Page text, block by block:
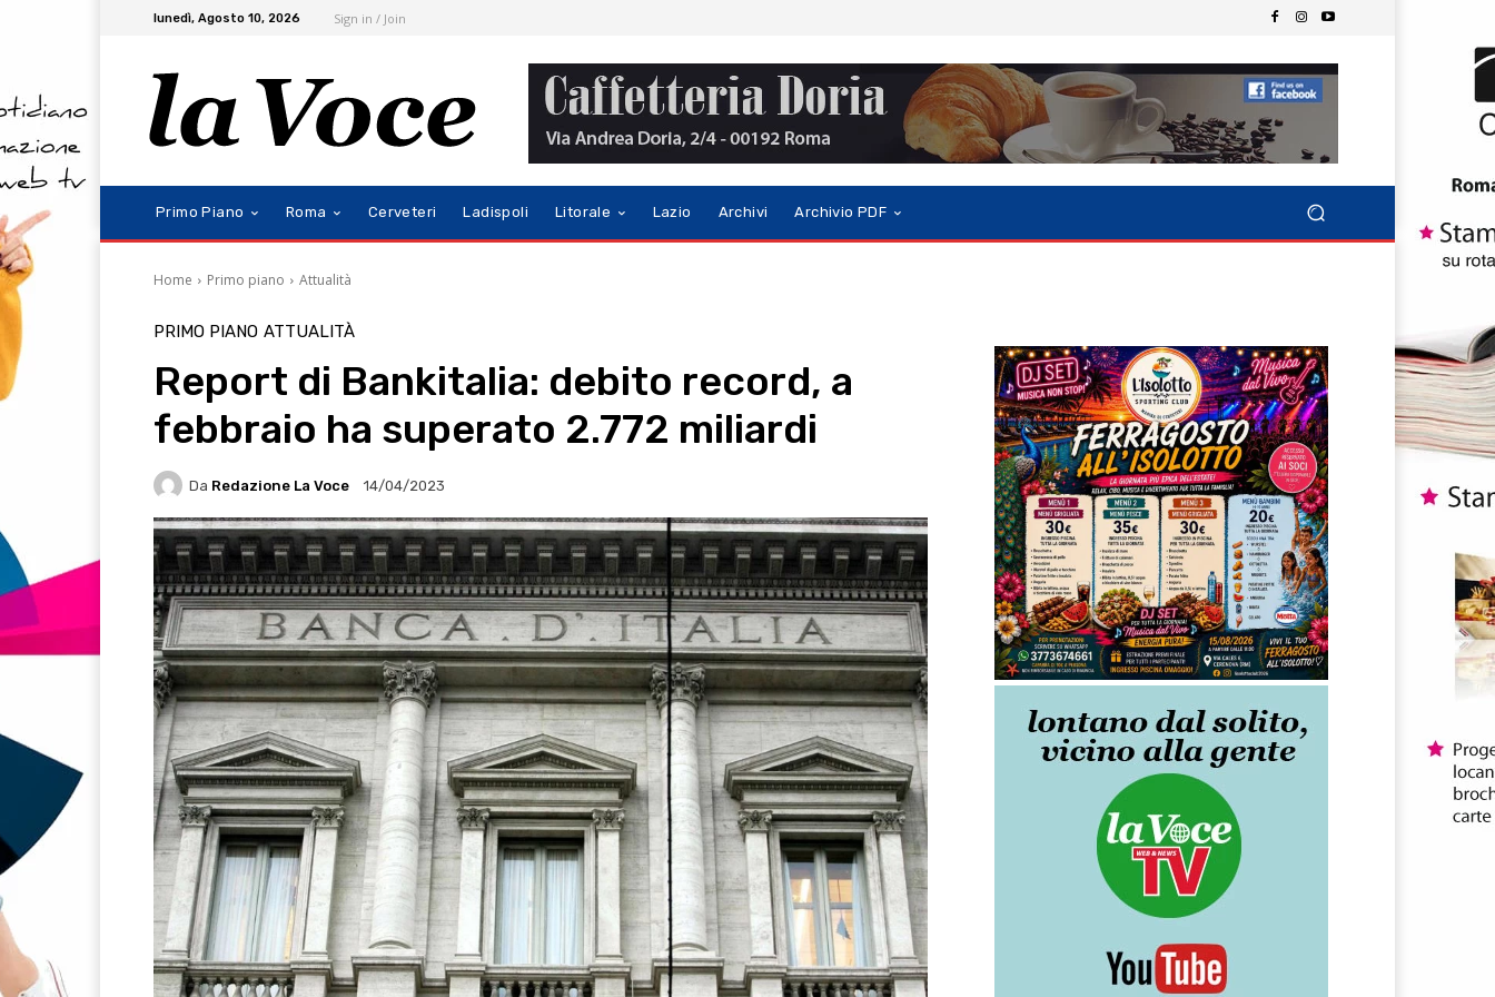
lunedì, Agosto 10, 2026 Sign in / Join
Primo Piano Roma Cerveteri Ladispoli Litorale Lazio Archivi Archivio PDF
Home Primo piano Attualità
PRIMO PIANO ATTUALITÀ
Report di Bankitalia: debito record, a
febbraio ha superato 2.772 miliardi
Da Redazione La Voce 14/04/2023